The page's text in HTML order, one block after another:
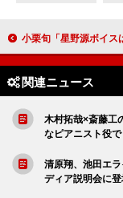
小栗旬「星野源ボイスは“罪な声”」 「気持ちを穏や
関連ニュース
木村拓哉×斎藤工
なピアニスト役で
清原翔、池田エ
ディア説明会に